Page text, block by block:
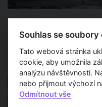
Další
Souhlas se soubory
Tato webová stránka
cookie, aby umožnila
analýzu návštěvnosti.
nebo přijmout výchozí
Odmítnout vše